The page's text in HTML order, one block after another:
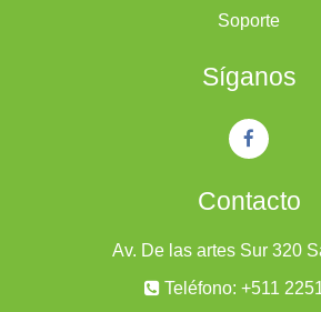
Soporte
Síganos
Contacto
Av. De las artes Sur 320
Teléfono: +511